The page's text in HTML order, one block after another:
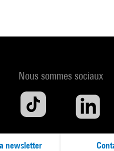
Nous sommes sociaux
newsletter